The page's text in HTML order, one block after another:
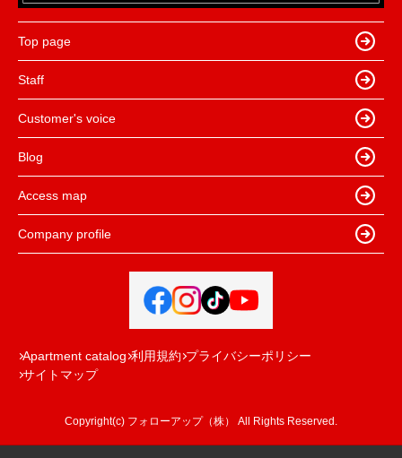
Top page
Staff
Customer's voice
Blog
Access map
Company profile
Apartment catalog 利用規約 プライバシーポリシー
サイトマップ
Copyright(c) フォローアップ（株） All Rights Reserved.